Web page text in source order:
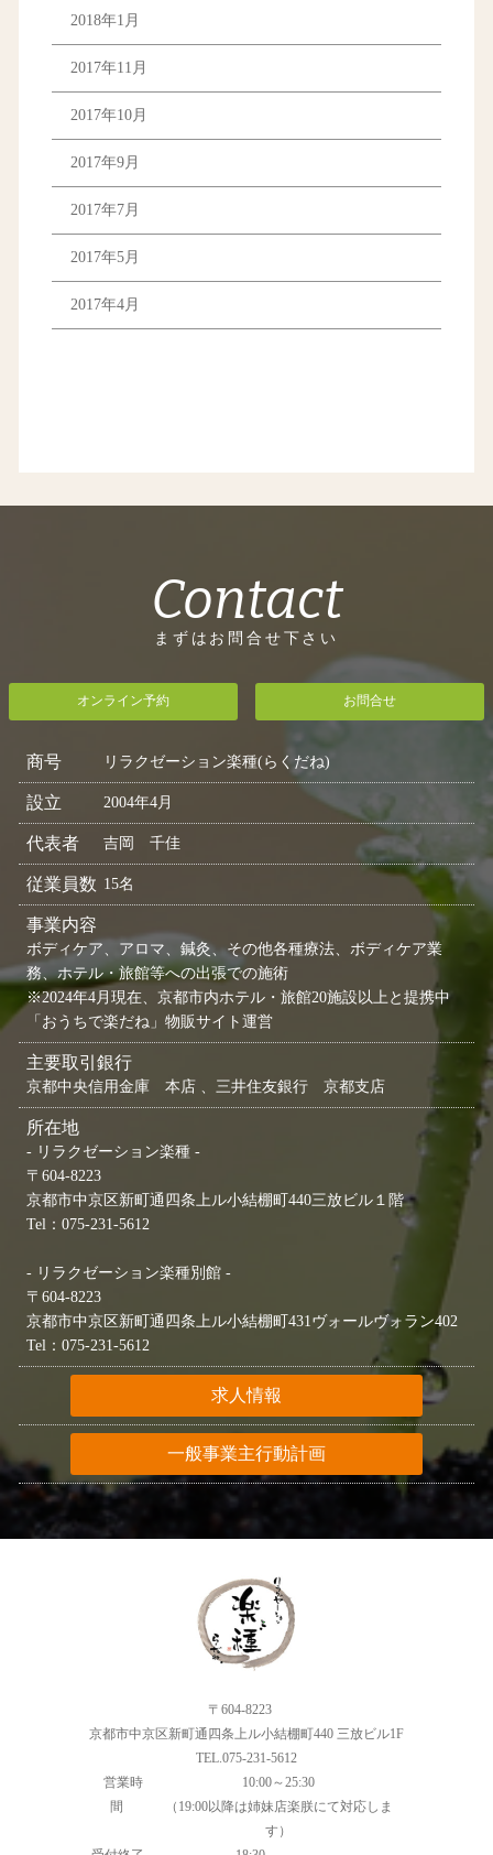
2018年1月
2017年11月
2017年10月
2017年9月
2017年7月
2017年5月
2017年4月
Contact
まずはお問合せ下さい
オンライン予約 お問合せ
商号 リラクゼーション楽種(らくだね)
設立 2004年4月
代表者 吉岡 千佳
従業員数 15名
事業内容
ボディケア、アロマ、鍼灸、その他各種療法、ボディケア業
務、ホテル・旅館等への出張での施術
※2024年4月現在、京都市内ホテル・旅館20施設以上と提携中
「おうちで楽だね」物販サイト運営
主要取引銀行
京都中央信用金庫 本店 、三井住友銀行 京都支店
所在地
- リラクゼーション楽種 -
〒604-8223
京都市中京区新町通四条上ル小結棚町440三放ビル１階
Tel：075-231-5612
- リラクゼーション楽種別館 -
〒604-8223
京都市中京区新町通四条上ル小結棚町431ヴォールヴォラン402
Tel：075-231-5612
求人情報
一般事業主行動計画
〒604-8223
京都市中京区新町通四条上ル小結棚町440 三放ビル1F
TEL.075-231-5612
営業時
間
10:00～25:30
（19:00以降は姉妹店楽朕にて対応しま
す）